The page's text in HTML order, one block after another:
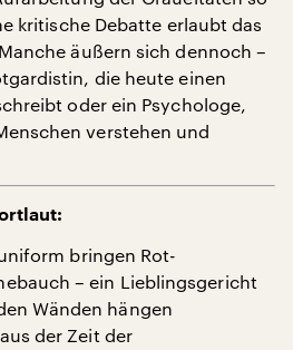
kritische Debatte erlaubt das
äußern sich dennoch –
die heute einen
oder ein Psychologe,
verstehen und
bringen Rot-
– ein Lieblingsgericht
Wänden hängen
der Zeit der